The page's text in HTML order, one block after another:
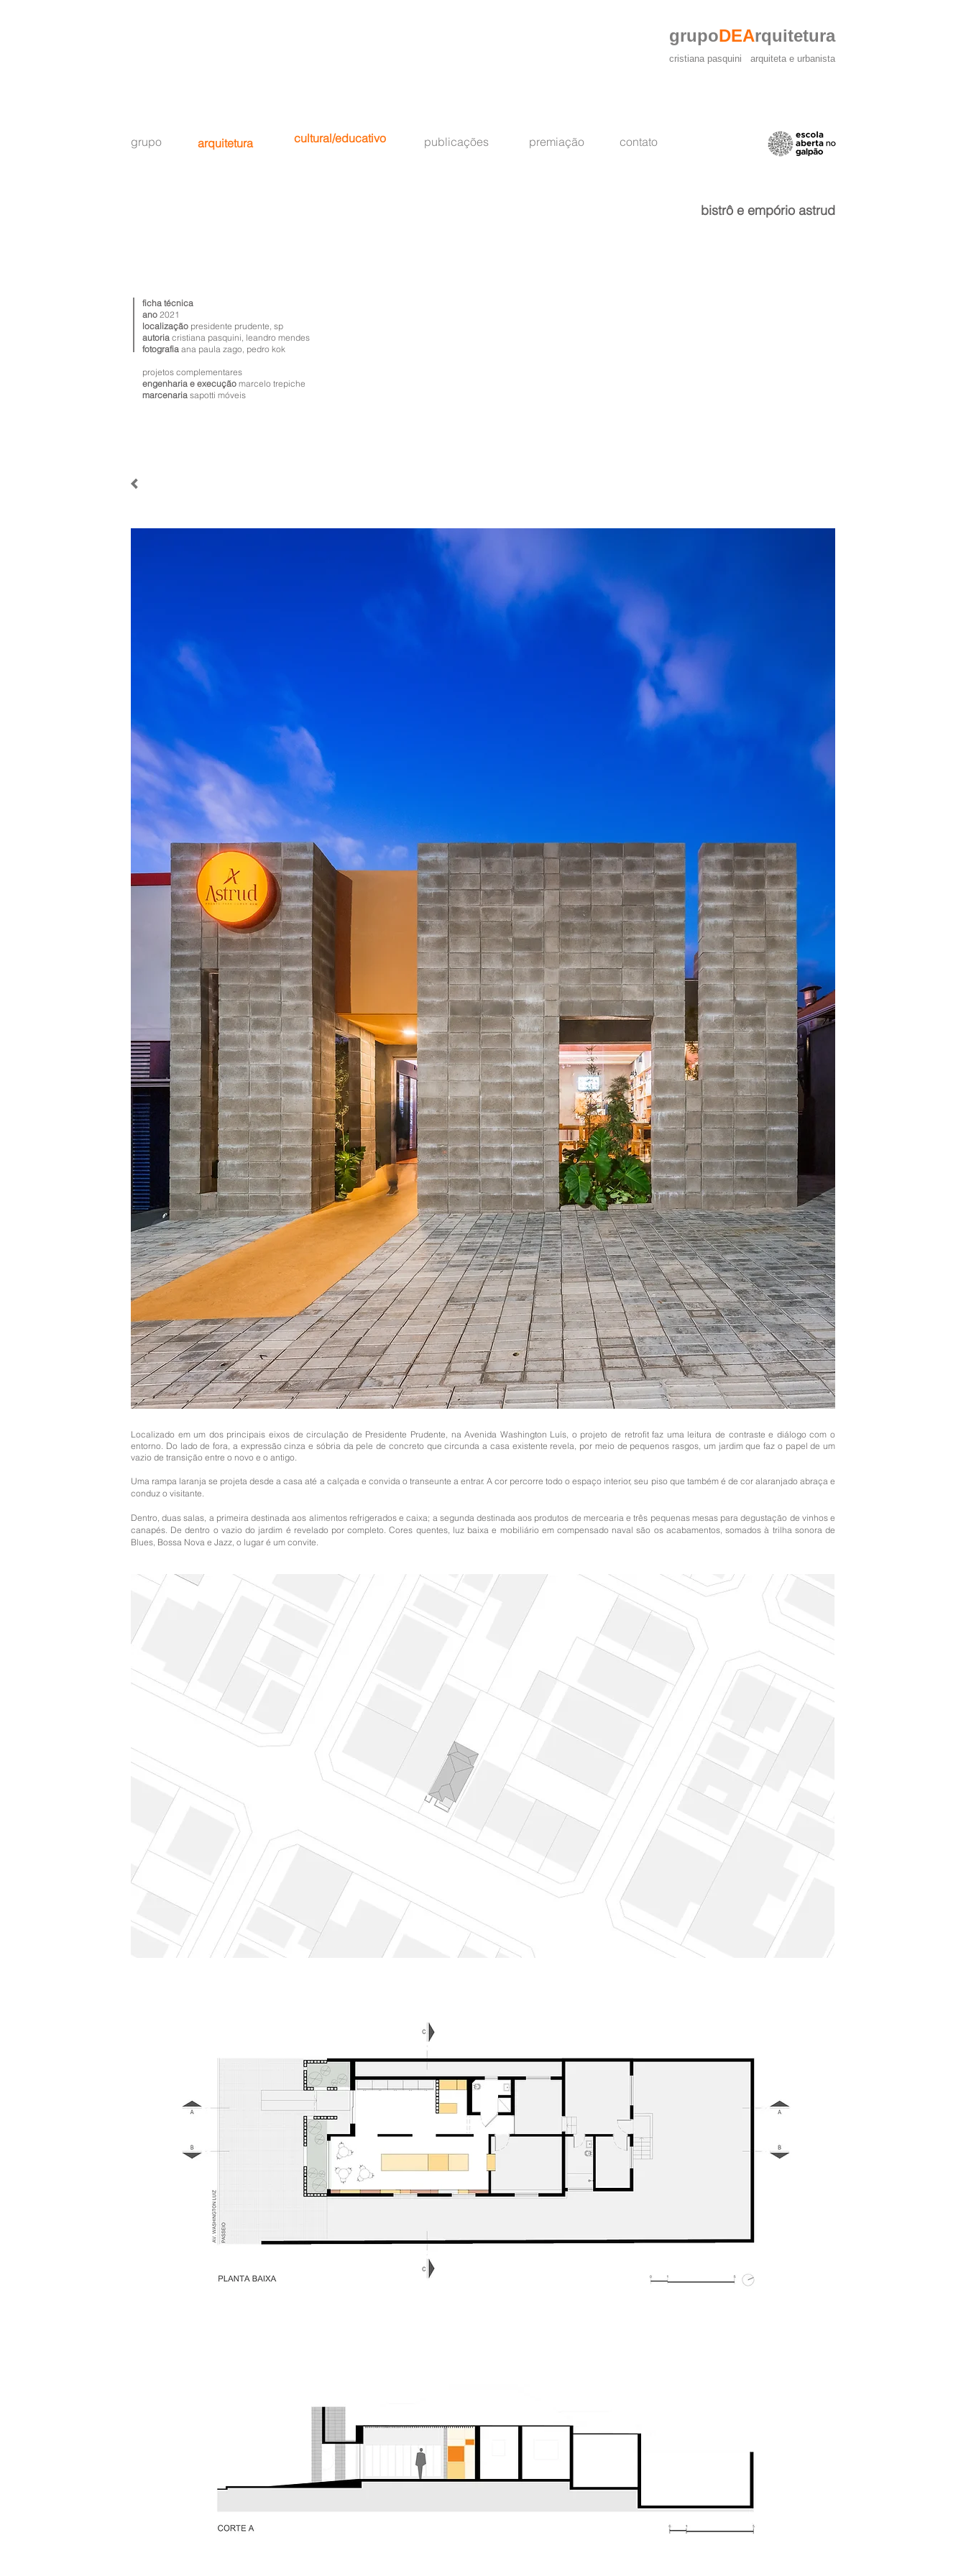
grupoDEArquitetura
cristiana pasquini arquiteta e urbanista
grupo arquitetura cultural/educativo publicações premiação contato
bistrô e empório astrud
ficha técnica
ano 2021
localização presidente prudente, sp
autoria cristiana pasquini, leandro mendes
fotografia ana paula zago, pedro kok
projetos complementares
engenharia e execução marcelo trepiche
marcenaria sapotti móveis
Localizado em um dos principais eixos de circulação de Presidente Prudente, na Avenida Washington Luís, o projeto de retrofit faz uma leitura de contraste e diálogo com o
entorno. Do lado de fora, a expressão cinza e sóbria da pele de concreto que circunda a casa existente revela, por meio de pequenos rasgos, um jardim que faz o papel de um
vazio de transição entre o novo e o antigo.
Uma rampa laranja se projeta desde a casa até a calçada e convida o transeunte a entrar. A cor percorre todo o espaço interior, seu piso que também é de cor alaranjado abraça e
conduz o visitante.
Dentro, duas salas, a primeira destinada aos alimentos refrigerados e caixa; a segunda destinada aos produtos de mercearia e três pequenas mesas para degustação de vinhos e
canapés. De dentro o vazio do jardim é revelado por completo. Cores quentes, luz baixa e mobiliário em compensado naval são os acabamentos, somados à trilha sonora de
Blues, Bossa Nova e Jazz, o lugar é um convite.